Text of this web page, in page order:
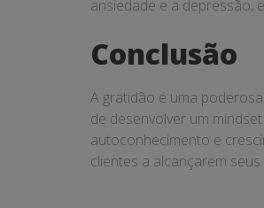
ansiedade e a depressão,
Conclusão
A gratidão é uma
de desenvolver um
autoconhecimento e
clientes a alcançarem